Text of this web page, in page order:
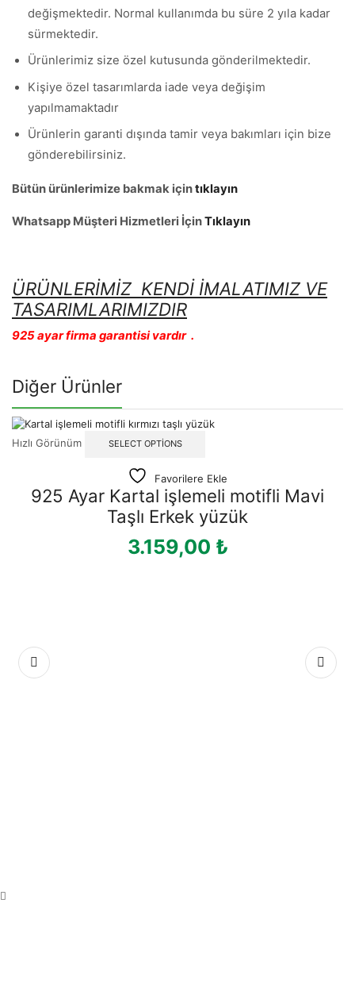
değişmektedir. Normal kullanımda bu süre 2 yıla kadar
sürmektedir.
Ürünlerimiz size özel kutusunda gönderilmektedir.
Kişiye özel tasarımlarda iade veya değişim
yapılmamaktadır
Ürünlerin garanti dışında tamir veya bakımları için bize
gönderebilirsiniz.
Bütün ürünlerimize bakmak içintıklayın
Whatsapp Müşteri Hizmetleri İçinTıklayın
ÜRÜNLERİMİZ KENDİ İMALATIMIZ VE
TASARIMLARIMIZDIR
925 ayar firma garantisi vardır .
Diğer Ürünler
Hızlı Görünüm SELECT OPTIONS
Favorilere Ekle
925 Ayar Kartal işlemeli motifli Mavi
Taşlı Erkek yüzük
3.159,00 ₺